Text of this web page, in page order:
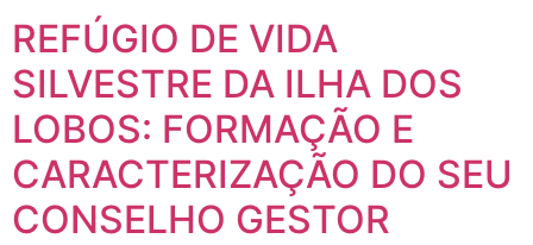
REFÚGIO DE VIDA
SILVESTRE DA ILHA DOS
LOBOS: FORMAÇÃO E
CARACTERIZAÇÃO DO SEU
CONSELHO GESTOR